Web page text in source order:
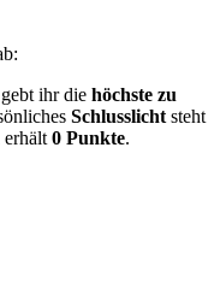
ihr die höchste zu
Schlusslicht steht
erhält 0 Punkte.